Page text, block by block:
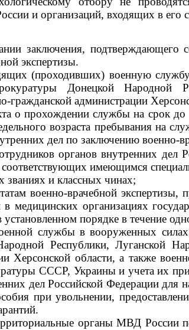
и организаций, входящих в его
заключения, подтверждающего
экспертизы.
(проходивших) военную
Донецкой Народной
гражданской администрации
о прохождении службы на срок
возраста пребывания на
дел по заключению военно-
органов внутренних
имеющимся
званиях и классных чинах;
военно-врачебной
медицинских организациях
порядке в течение
службы в вооруженных
Республики, Луганской
Херсонской области, а также
СССР, Украины и учета их
дел Российской Федерации для
при увольнении,
органы МВД России